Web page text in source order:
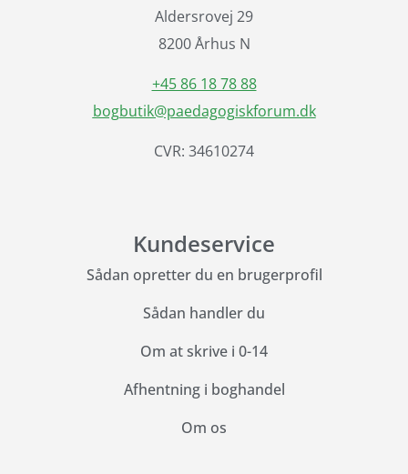
Aldersrovej 29
8200 Århus N
+45 86 18 78 88
bogbutik@paedagogiskforum.dk
CVR: 34610274
Kundeservice
Sådan opretter du en brugerprofil
Sådan handler du
Om at skrive i 0-14
Afhentning i boghandel
Om os